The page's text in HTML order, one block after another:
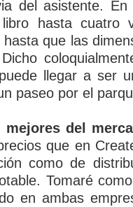
del asistente.
hasta cuatro
que las
llegar a ser
paseo por el
del
que en
como de
Tomaré
en ambas